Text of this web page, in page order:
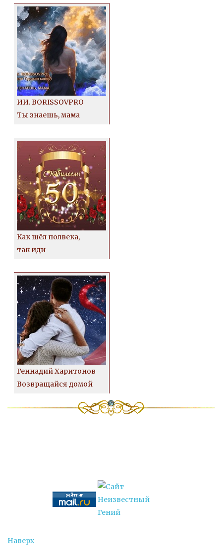
ИИ. BORISSOVPRO
Ты знаешь, мама
Как шёл полвека,
так иди
Геннадий Харитонов
Возвращайся домой
Наверх